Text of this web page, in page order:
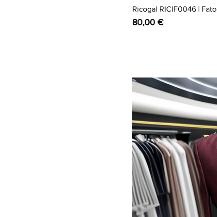
Ricogal RICIF0046 |
Preço
80,00 €